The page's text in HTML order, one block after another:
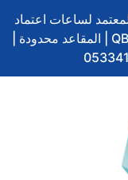
لساعات اعتماد
بورد تحليل السلوك التطبيقي QASP-S و QBA | المقاعد محدودة |
ن
س
ت
ن